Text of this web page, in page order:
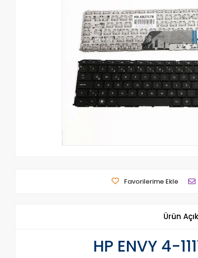
Favorilerime Ekle
Ürün
HP ENVY 4-